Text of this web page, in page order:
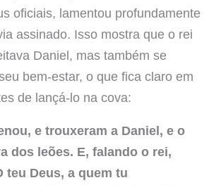
oficiais, lamentou profundamente
assinado. Isso mostra que o rei
Daniel, mas também se
bem-estar, o que fica claro em
de lançá-lo na cova:
e trouxeram a Daniel, e o
dos leões. E, falando o rei,
teu Deus, a quem tu